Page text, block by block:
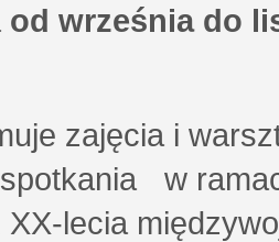
od września do
zajęcia i
w
XX-lecia